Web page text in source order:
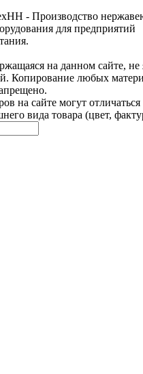
- Производство
для предприятий
на данном сайте, не
Копирование любых
на сайте могут отличаться
вида товара (цвет,